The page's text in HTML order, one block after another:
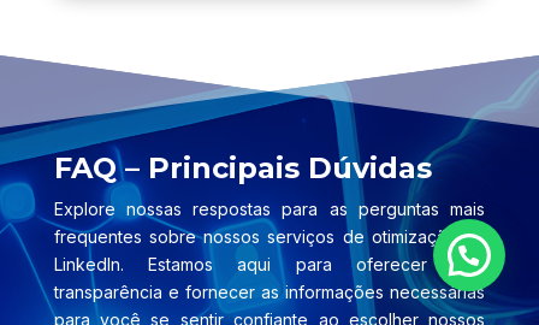
FAQ – Principais Dúvidas
Explore nossas respostas para as perguntas mais
frequentes sobre nossos serviços de otimização no
LinkedIn. Estamos aqui para oferecer total
transparência e fornecer as informações necessárias
para você se sentir confiante ao escolher nossos